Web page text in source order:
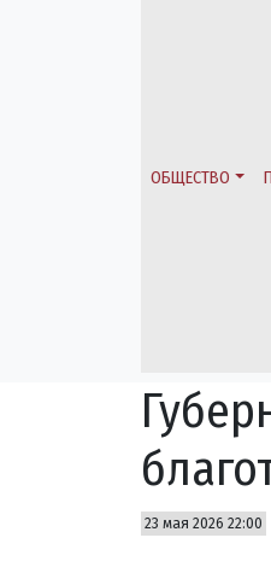
ОБЩЕСТВО
23 мая 2026 22:00